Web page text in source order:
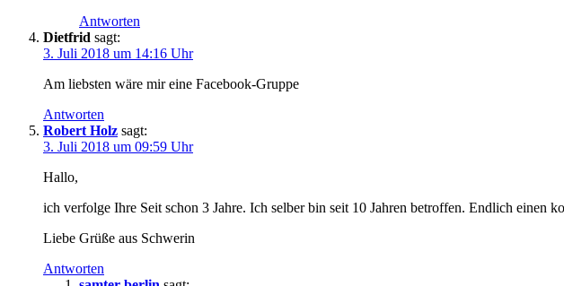
Antworten
Dietfrid sagt:
3. Juli 2018 um 14:16 Uhr
Am liebsten wäre mir eine Facebook-Gruppe
Antworten
Robert Holz sagt:
3. Juli 2018 um 09:59 Uhr
Hallo,
ich verfolge Ihre Seit schon 3 Jahre. Ich selber bin seit 10 Jahren betroffen. Endlich einen
Liebe Grüße aus Schwerin
Antworten